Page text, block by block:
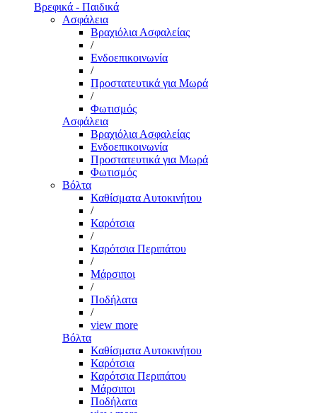
Βρεφικά - Παιδικά
Ασφάλεια
Βραχιόλια Ασφαλείας
/
Ενδοεπικοινωνία
/
Προστατευτικά για Μωρά
/
Φωτισμός
Ασφάλεια
Βραχιόλια Ασφαλείας
Ενδοεπικοινωνία
Προστατευτικά για Μωρά
Φωτισμός
Βόλτα
Καθίσματα Αυτοκινήτου
/
Καρότσια
/
Καρότσια Περιπάτου
/
Μάρσιποι
/
Ποδήλατα
/
view more
Βόλτα
Καθίσματα Αυτοκινήτου
Καρότσια
Καρότσια Περιπάτου
Μάρσιποι
Ποδήλατα